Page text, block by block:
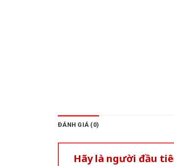
ĐÁNH GIÁ (0)
Hãy là người đầu